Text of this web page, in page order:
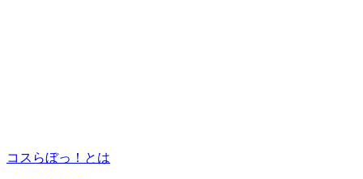
コスらぼっ！とは